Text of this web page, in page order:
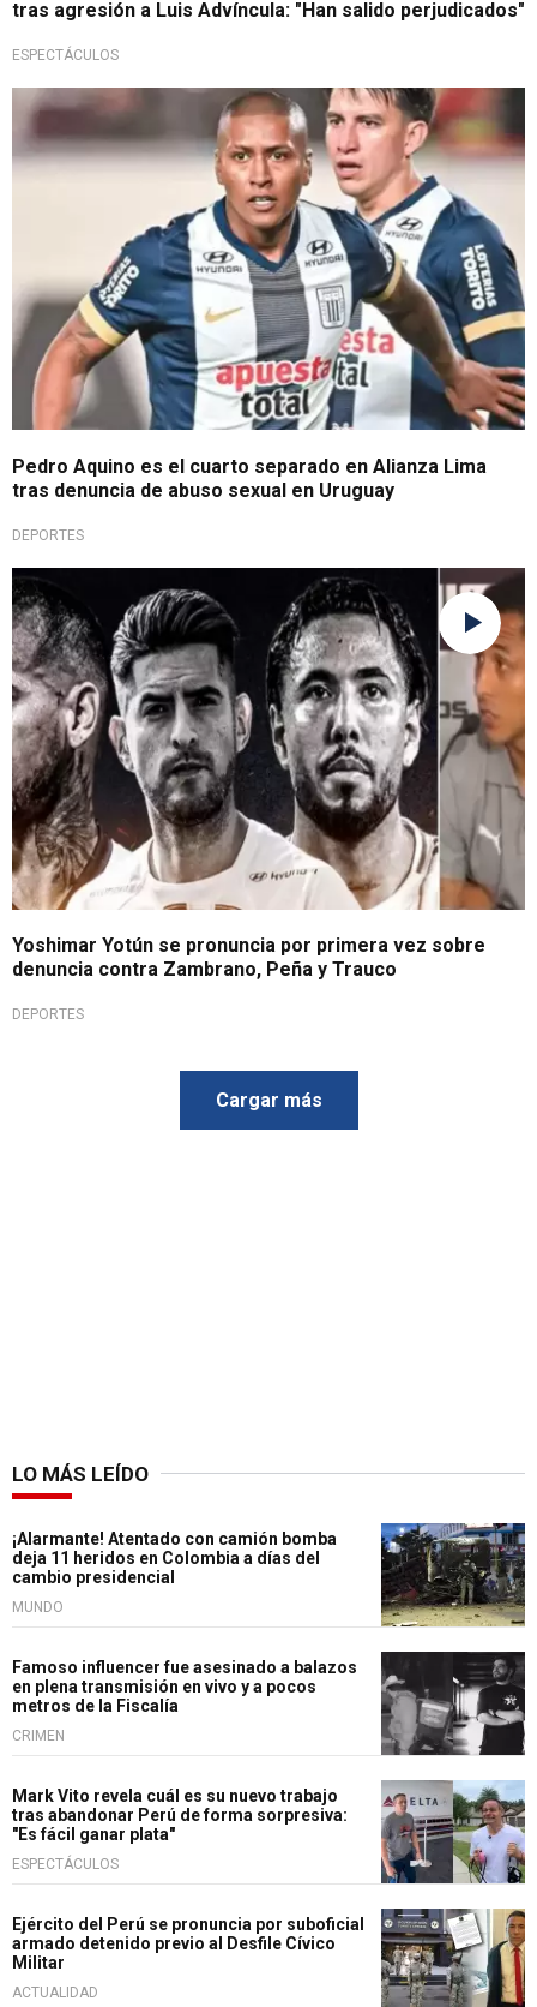
tras agresión a Luis Advíncula: "Han salido perjudicados"
ESPECTÁCULOS
Sigue el escándalo
Pedro Aquino es el cuarto separado en Alianza Lima
tras denuncia de abuso sexual en Uruguay
DEPORTES
Firme comentario
Yoshimar Yotún se pronuncia por primera vez sobre
denuncia contra Zambrano, Peña y Trauco
DEPORTES
Cargar más
LO MÁS LEÍDO
¡Alarmante! Atentado con camión bomba
deja 11 heridos en Colombia a días del
cambio presidencial
MUNDO
Famoso influencer fue asesinado a balazos
en plena transmisión en vivo y a pocos
metros de la Fiscalía
CRIMEN
Mark Vito revela cuál es su nuevo trabajo
tras abandonar Perú de forma sorpresiva:
"Es fácil ganar plata"
ESPECTÁCULOS
Ejército del Perú se pronuncia por suboficial
armado detenido previo al Desfile Cívico
Militar
ACTUALIDAD